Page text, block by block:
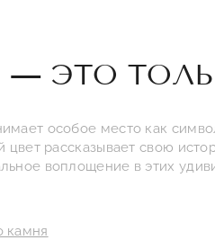
ЭТО
особое место как
цвет рассказывает свою
воплощение в этих
камня